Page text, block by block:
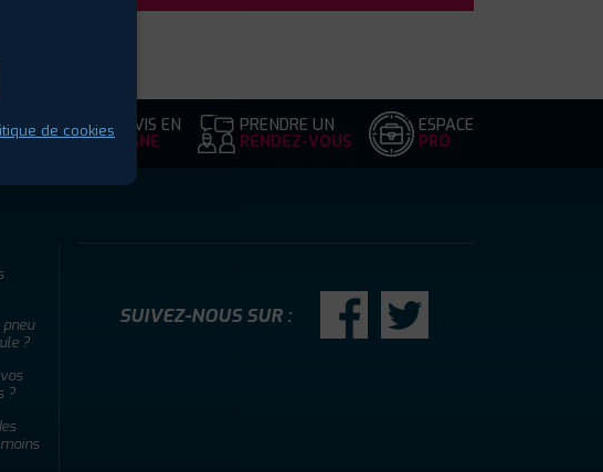
DEVIS EN
LIGNE
PRENDRE UN
RENDEZ-VOUS
ESPACE
PRO
?
?
SUIVEZ-NOUS SUR :
de cookies